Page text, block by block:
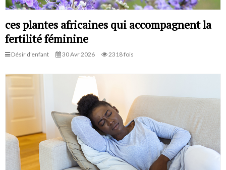
ces plantes africaines qui accompagnent la
fertilité féminine
Désir d’enfant 30 Avr 2026 2318 fois